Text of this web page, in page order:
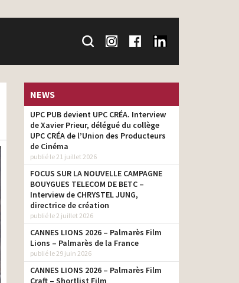
NEWS
UPC PUB devient UPC CRÉA. Interview
de Xavier Prieur, délégué du collège
UPC CRÉA de l’Union des Producteurs
de Cinéma
publié le 21 juillet 2026
FOCUS SUR LA NOUVELLE CAMPAGNE
BOUYGUES TELECOM DE BETC –
Interview de CHRYSTEL JUNG,
directrice de création
publié le 2 juillet 2026
CANNES LIONS 2026 – Palmarès Film
Lions – Palmarès de la France
publié le 29 juin 2026
CANNES LIONS 2026 – Palmarès Film
Craft – Shortlist Film